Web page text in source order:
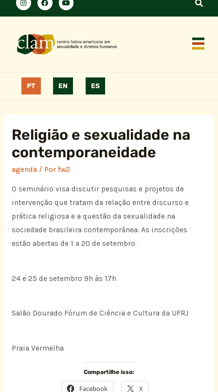
PT EN ES
Religião e sexualidade na
contemporaneidade
agenda/ Por fw2
O seminário visa discutir pesquisas e projetos de
intervenção que tratam da relação entre discurso e
prática religiosa e a questão da sexualidade na
sociedade brasileira contemporânea. As inscrições
estão abertas de 1 a 20 de setembro.
24 e 25 de setembro 9h às 17h
Salão Dourado Fórum de Ciência e Cultura da UFRJ
Praia Vermelha
Compartilhe isso:
Facebook X